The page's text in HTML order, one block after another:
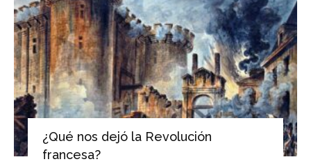
¿Qué nos dejó la Revolución
francesa?